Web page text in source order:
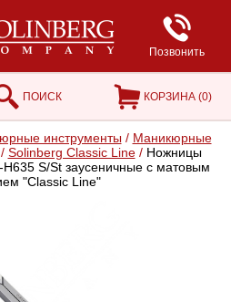
Позвонить
ПОИСК КОРЗИНА (0)
инструменты / Маникюрные
/ Solinberg Classic Line /Ножницы
S/St заусеничные с матовым
"Classic Line"